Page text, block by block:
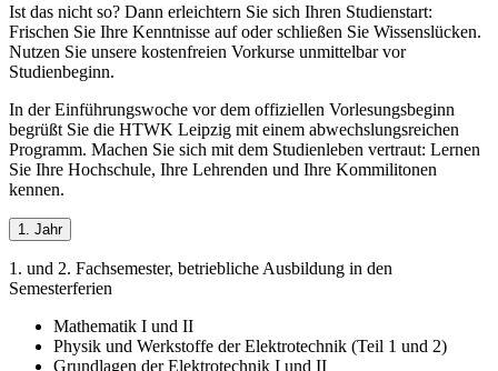
Ist das nicht so? Dann erleichtern Sie sich Ihren Studienstart:
Frischen Sie Ihre Kenntnisse auf oder schließen Sie Wissenslücken.
Nutzen Sie unsere kostenfreien Vorkurse unmittelbar vor
Studienbeginn.
In der Einführungswoche vor dem offiziellen Vorlesungsbeginn
begrüßt Sie die HTWK Leipzig mit einem abwechslungsreichen
Programm. Machen Sie sich mit dem Studienleben vertraut: Lernen
Sie Ihre Hochschule, Ihre Lehrenden und Ihre Kommilitonen
kennen.
1. Jahr
1. und 2. Fachsemester, betriebliche Ausbildung in den
Semesterferien
Mathematik I und II
Physik und Werkstoffe der Elektrotechnik (Teil 1 und 2)
Grundlagen der Elektrotechnik I und II